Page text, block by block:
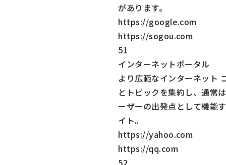
があります。
https://google.com
https://sogou.com
51
インターネットポータル
より広範なインターネット
とトピックを集約し、通常
ーザーの出発点として機能
イト。
https://yahoo.com
https://qq.com
52